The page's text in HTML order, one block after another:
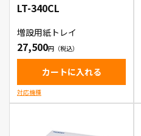
LT-340CL
増設用紙トレイ
27,500
カートに入れる
対応機種